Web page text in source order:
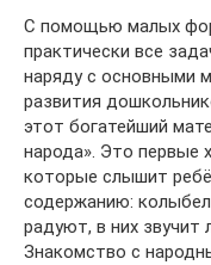
С помощью малых
практически все
наряду с основными
развития
этот богатейший
народа». Это первые
которые слышит
содержанию:
радуют, в них звучит
Знакомство с